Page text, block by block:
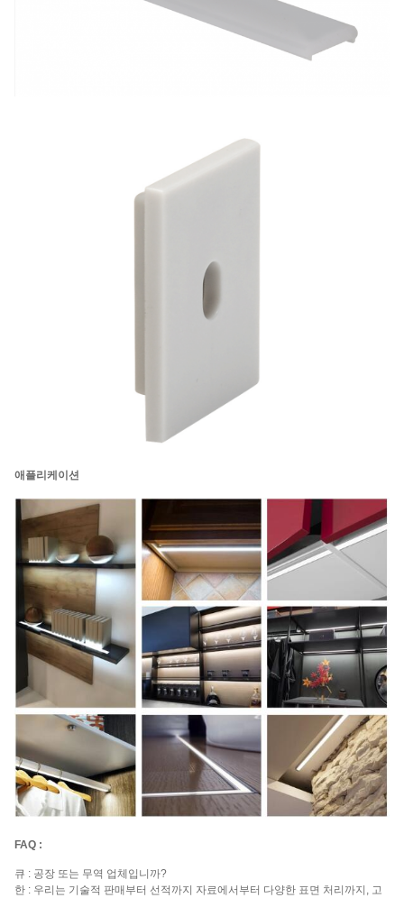
애플리케이션
FAQ :
큐 : 공장 또는 무역 업체입니까?
한 : 우리는 기술적 판매부터 선적까지 자료에서부터 다양한 표면 처리까지, 고